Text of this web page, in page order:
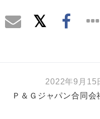
2022年9月15
Ｐ＆Ｇジャパン合同会